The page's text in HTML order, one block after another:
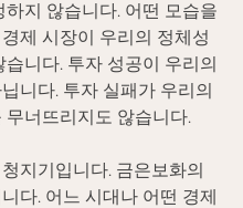
하지 않습니다. 어떤 모습을
제 시장이 우리의 정체성
습니다. 투자 성공이 우리의
니다. 투자 실패가 우리의
무너뜨리지도 않습니다.
지기입니다. 금은보화의
다. 어느 시대나 어떤 경제